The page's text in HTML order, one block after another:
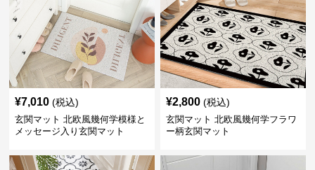
¥7,010 (税込)
玄関マット 北欧風幾何学模様と
メッセージ入り玄関マット
¥2,800 (税込)
玄関マット 北欧風幾何学フラワ
ー柄玄関マット